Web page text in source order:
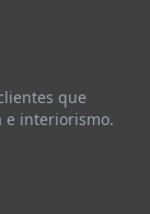
que
e interiorismo.